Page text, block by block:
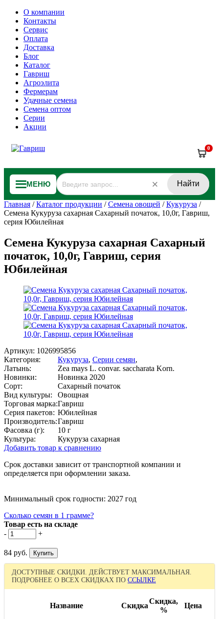
О компании
Контакты
Сервис
Оплата
Доставка
Блог
Каталог
Гавриш
Агроэлита
Фермерам
Удачные семена
Семена оптом
Серии
Акции
0
МЕНЮ Найти
Главная /Каталог продукции /Семена овощей /Кукуруза /
Семена Кукуруза сахарная Сахарный початок, 10,0г, Гавриш,
серия Юбилейная
Семена Кукуруза сахарная Сахарный
початок, 10,0г, Гавриш, серия
Юбилейная
Артикул: 1026995856
Категория:
Кукуруза, Серии семян,
Латынь:
Zea mays L. convar. saccharata Korn.
Новинки:
Новинка 2020
Сорт:
Сахарный початок
Вид культуры:
Овощная
Торговая марка:Гавриш
Серия пакетов: Юбилейная
Производитель:Гавриш
Фасовка (г):
10 г
Культура:
Кукуруза сахарная
Добавить товар к сравнению
Срок доставки зависит от транспортной компании и
определяется при оформлении заказа.
Минимальный срок годности: 2027 год
Сколько семян в 1 грамме?
Товар есть на складе
-
+
84 руб.
ДОСТУПНЫЕ СКИДКИ. ДЕЙСТВУЕТ МАКСИМАЛЬНАЯ.
ПОДРОБНЕЕ О ВСЕХ СКИДКАХ ПО ССЫЛКЕ
Название Скидка
Скидка,
%
Цена